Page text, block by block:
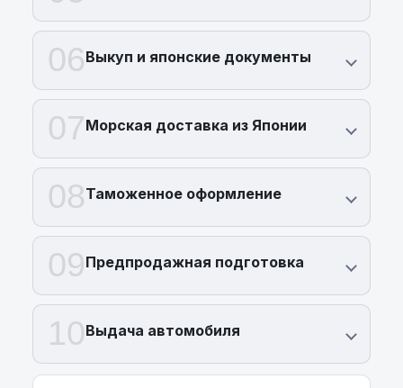
06Выкуп и японские документы
07Морская доставка из Японии
08Таможенное оформление
09Предпродажная подготовка
10Выдача автомобиля